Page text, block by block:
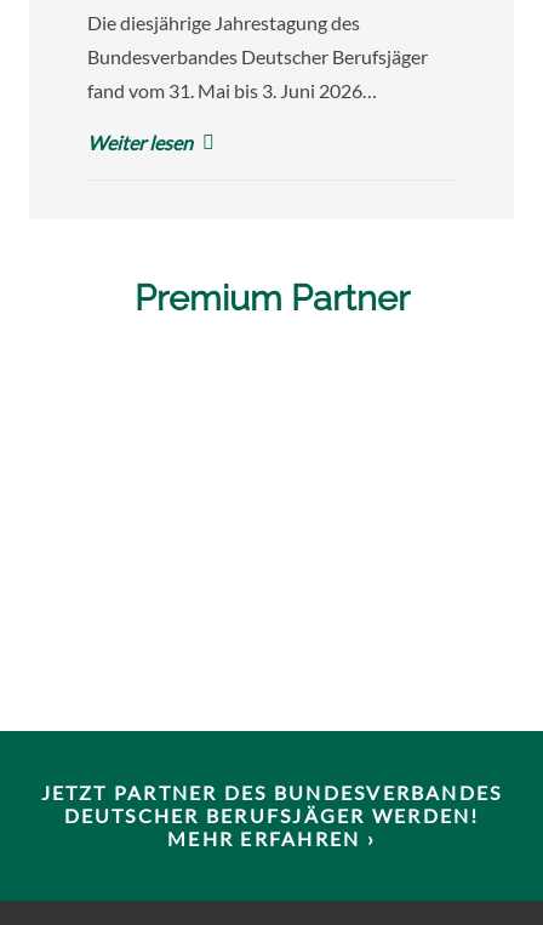
Die diesjährige Jahrestagung des
Bundesverbandes Deutscher Berufsjäger
fand vom 31. Mai bis 3. Juni 2026…
Weiter lesen
Premium Partner
JETZT PARTNER DES BUNDESVERBANDES
DEUTSCHER BERUFSJÄGER WERDEN!
MEHR ERFAHREN ›